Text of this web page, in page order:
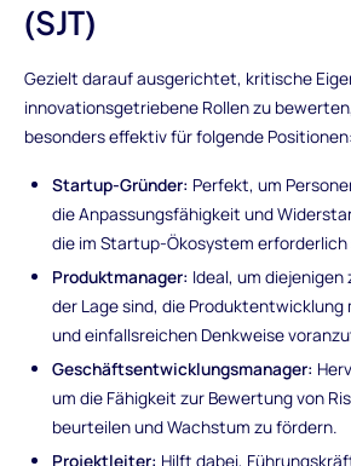
(SJT)
Gezielt darauf ausgerichtet, kritische
innovationsgetriebene Rollen zu
besonders effektiv für folgende Positionen:
Startup-Gründer: Perfekt, um
die Anpassungsfähigkeit und
die im Startup-Ökosystem erforderlich
Produktmanager: Ideal, um
der Lage sind, die
und einfallsreichen Denkweise
Geschäftsentwicklungsmanager:
um die Fähigkeit zur Bewertung von
beurteilen und Wachstum zu fördern.
Projektleiter: Hilft dabei,